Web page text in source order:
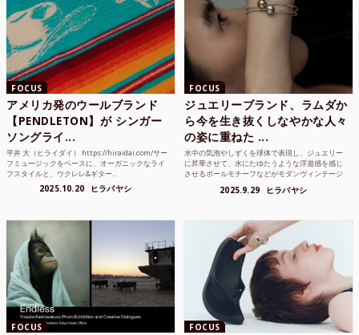
FOCUS
アメリカ発のウールブランド
【PENDLETON】が シンガー
ソングライ...
平井 大（ヒライダイ） https://hiraidai.com/サー
フミュージックをベースに、オーガニックなライ
フスタイルと、ウクレレ&ギター...
2025.10.20 ヒラバヤシ
FOCUS
ジュエリーブランド、ラムダか
ら今を生き抜くしなやかな人々
の姿に重ねた ...
水中の気泡やしずくを球体で表現し、ジュエリー
に昇華させて、水にたゆたうような浮遊感を感じ
させるボールモチーフなどがモダンヴィンテージ
2025.9.29 ヒラバヤシ
FOCUS FOCUS